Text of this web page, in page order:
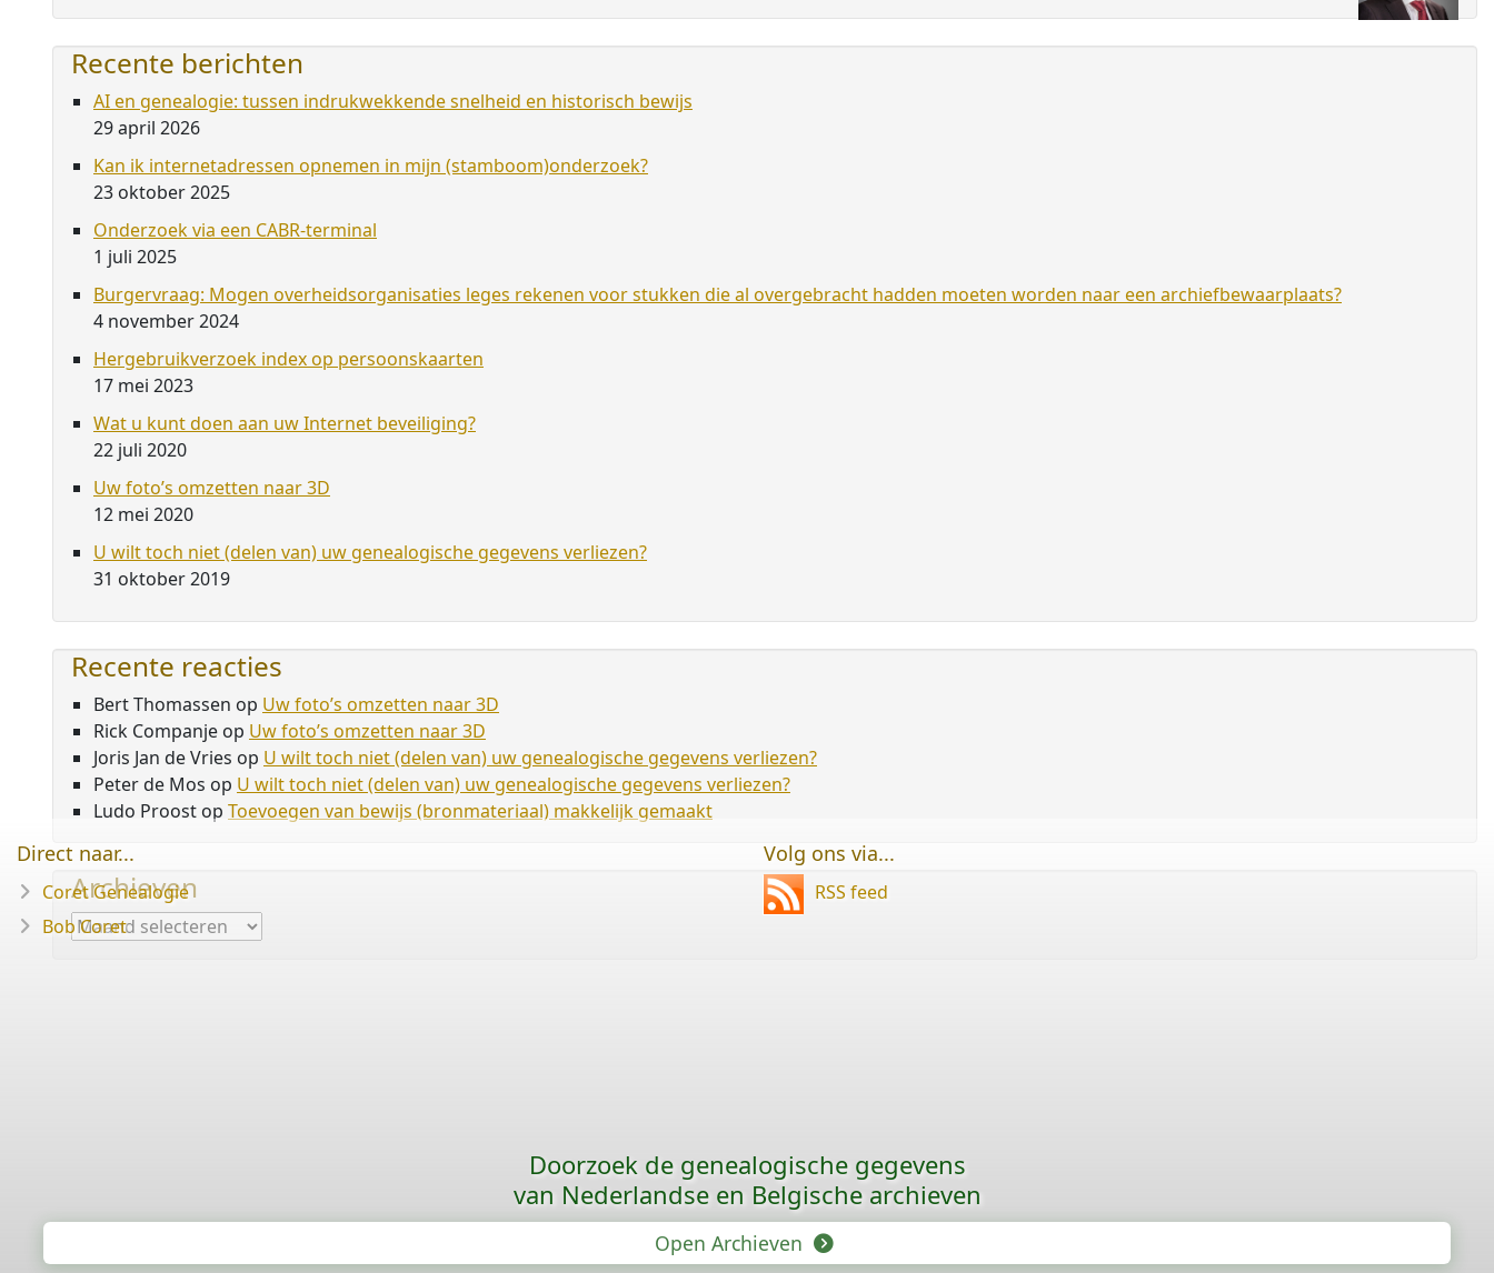
Recente berichten
AI en genealogie: tussen indrukwekkende snelheid en historisch bewijs
29 april 2026
Kan ik internetadressen opnemen in mijn (stamboom)onderzoek?
23 oktober 2025
Onderzoek via een CABR-terminal
1 juli 2025
Burgervraag: Mogen overheidsorganisaties leges rekenen voor stukken die al overgebracht hadden moeten worden naar een archiefbewaarplaats?
4 november 2024
Hergebruikverzoek index op persoonskaarten
17 mei 2023
Wat u kunt doen aan uw Internet beveiliging?
22 juli 2020
Uw foto’s omzetten naar 3D
12 mei 2020
U wilt toch niet (delen van) uw genealogische gegevens verliezen?
31 oktober 2019
Recente reacties
Bert Thomassen op Uw foto’s omzetten naar 3D
Rick Companje op Uw foto’s omzetten naar 3D
Joris Jan de Vries op U wilt toch niet (delen van) uw genealogische gegevens verliezen?
Peter de Mos op U wilt toch niet (delen van) uw genealogische gegevens verliezen?
Ludo Proost op Toevoegen van bewijs (bronmateriaal) makkelijk gemaakt
Archieven
Archieven
Direct naar...
Coret Genealogie
Bob Coret
Volg ons via...
RSS feed
Doorzoek de genealogische gegevens
van Nederlandse en Belgische archieven
Open Archieven